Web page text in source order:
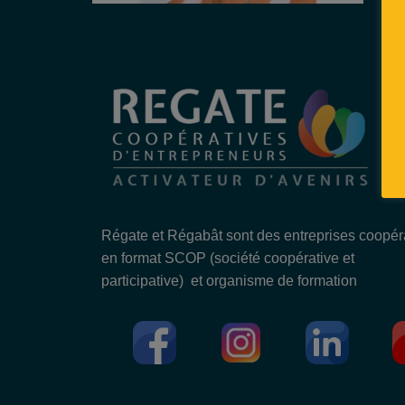
Régate et Régabât sont des entreprises
en format SCOP (société coopérative et
participative) et organisme de formation